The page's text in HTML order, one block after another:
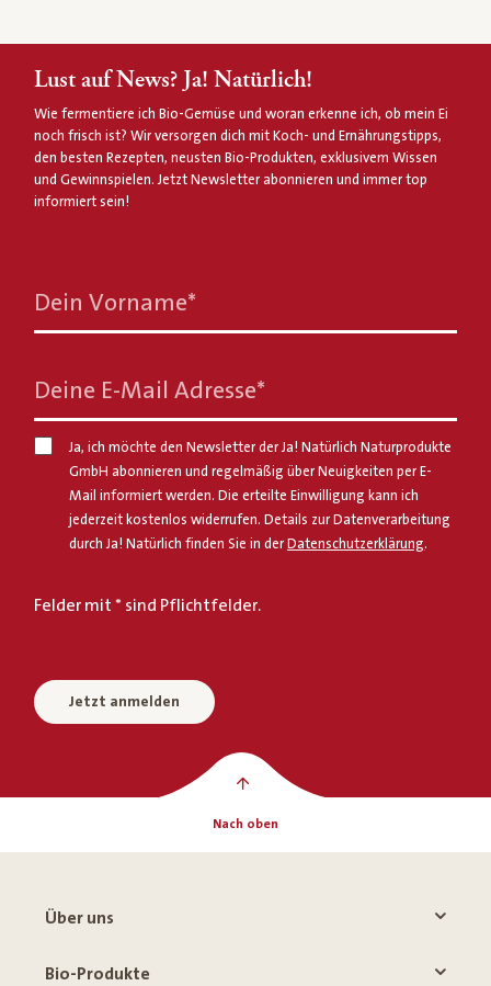
Lust auf News? Ja! Natürlich!
Wie fermentiere ich Bio-Gemüse und woran erkenne ich, ob mein Ei
noch frisch ist? Wir versorgen dich mit Koch- und Ernährungstipps,
den besten Rezepten, neusten Bio-Produkten, exklusivem Wissen
und Gewinnspielen. Jetzt Newsletter abonnieren und immer top
informiert sein!
Dein Vorname*
Deine E-Mail Adresse*
Ja, ich möchte den Newsletter der Ja! Natürlich Naturprodukte
GmbH abonnieren und regelmäßig über Neuigkeiten per E-
Mail informiert werden. Die erteilte Einwilligung kann ich
jederzeit kostenlos widerrufen. Details zur Datenverarbeitung
durch Ja! Natürlich finden Sie in der Datenschutzerklärung.
Felder mit * sind Pflichtfelder.
Jetzt anmelden
Nach oben
Über uns
Bio-Produkte